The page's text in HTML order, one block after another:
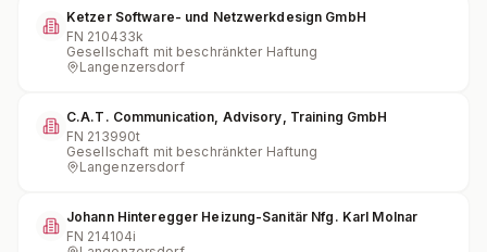
Ketzer Software- und Netzwerkdesign GmbH
FN 210433k
Gesellschaft mit beschränkter Haftung
Langenzersdorf
C.A.T. Communication, Advisory, Training GmbH
FN 213990t
Gesellschaft mit beschränkter Haftung
Langenzersdorf
Johann Hinteregger Heizung-Sanitär Nfg. Karl Molnar
FN 214104i